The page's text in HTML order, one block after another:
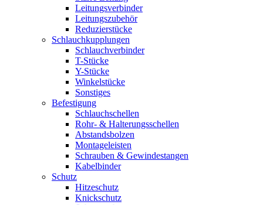
Leitungsverbinder
Leitungszubehör
Reduzierstücke
Schlauchkupplungen
Schlauchverbinder
T-Stücke
Y-Stücke
Winkelstücke
Sonstiges
Befestigung
Schlauchschellen
Rohr- & Halterungsschellen
Abstandsbolzen
Montageleisten
Schrauben & Gewindestangen
Kabelbinder
Schutz
Hitzeschutz
Knickschutz